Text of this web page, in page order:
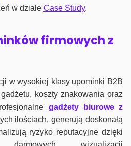
w dziale Case Study.
firmowych z
w wysokiej klasy upominki B2B
koszty znakowania oraz
gadżety biurowe z
ilościach, generują doskonałą
ryzyko reputacyjne dzięki